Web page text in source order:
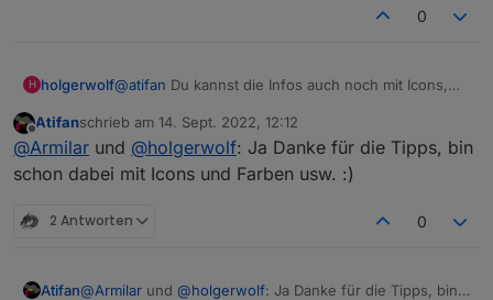
0
H holgerwolf@atifan Du kannst die Infos auch noch mit Icons,
Offline
Atifanschrieb am 14. Sept. 2022, 12:12
zuletzt editiert von
@Armilar und @holgerwolf: Ja Danke für die Tipps, bin
schon dabei mit Icons und Farben usw. :)
2 Antworten 0
Atifan@Armilar und @holgerwolf: Ja Danke für die Tipps, bin